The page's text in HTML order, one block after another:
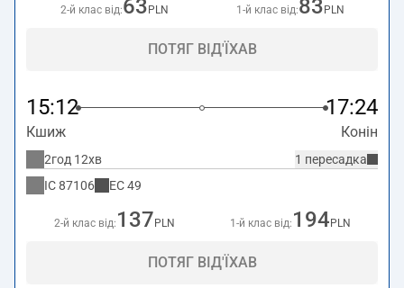
2-й клас від:63 PLN 1-й клас від:83 PLN
ПОТЯГ ВІД'ЇХАВ
15:12 17:24
Кшиж Конін
1 пересадка
2год 12хв
IC87106 EC49
2-й клас від: 137 PLN 1-й клас від: 194 PLN
ПОТЯГ ВІД'ЇХАВ